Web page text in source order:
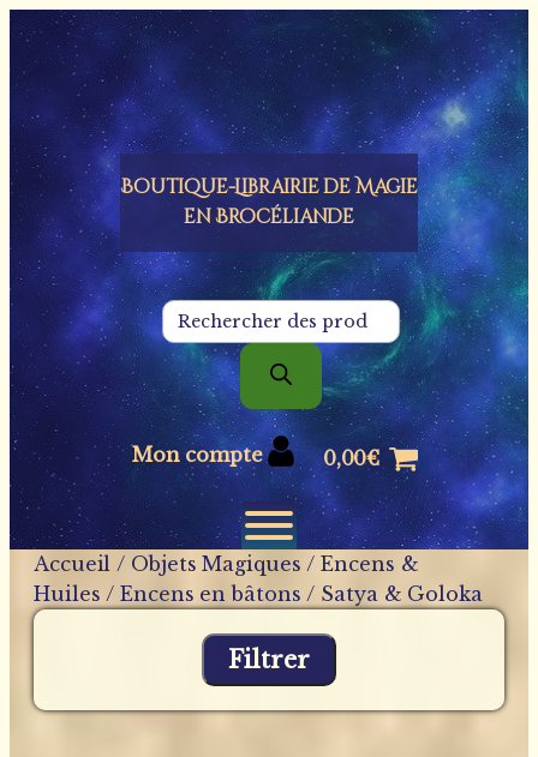
Panneau de gestion des cookies
Boutique-Librairie deMagie
en Brocéliande
Recherche
de
produits
Mon compte 0,00€
Accueil / Objets Magiques /Encens &
Huiles /Encens en bâtons / Satya & Goloka
Filtrer